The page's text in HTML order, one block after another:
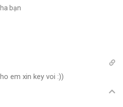
bạn
em xin key voi :))